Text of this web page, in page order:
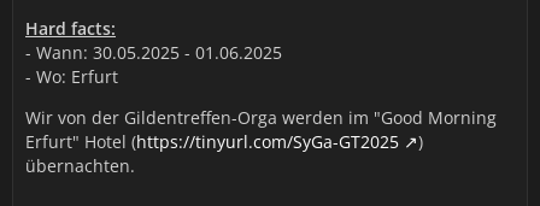
Hard facts:
- Wann: 30.05.2025 - 01.06.2025
- Wo: Erfurt
Wir von der Gildentreffen-Orga werden im "Good Morning
Erfurt" Hotel (https://tinyurl.com/SyGa-GT2025
)
übernachten.